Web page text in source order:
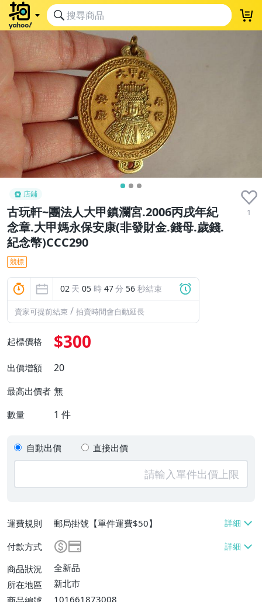
店鋪
古玩軒~團法人大甲鎮瀾宮.2006丙戌年紀
念章.大甲媽永保安康(非發財金.錢母.歲錢.
紀念幣)CCC290
1
競標
02 天 05 時 47分 55 秒結束
賣家可提前結束 / 拍賣時間會自動延長
起標價格 $300
出價增額 20
最高出價者 無
數量 1 件
自動出價 直接出價
運費規則
郵局掛號【單件運費$50】
付款方式
商品狀況
全新品
所在地區
新北市
101661873008